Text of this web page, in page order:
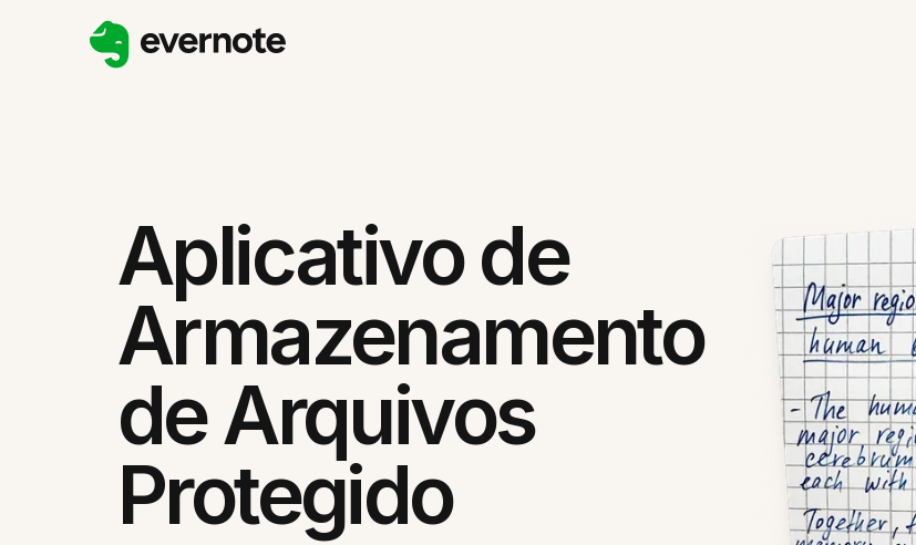
Aplicativo de
Armazenamento
de Arquivos
Protegido